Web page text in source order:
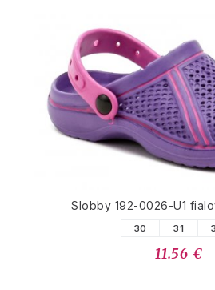
Slobby 192-0026-U1
30 31
11.56 €